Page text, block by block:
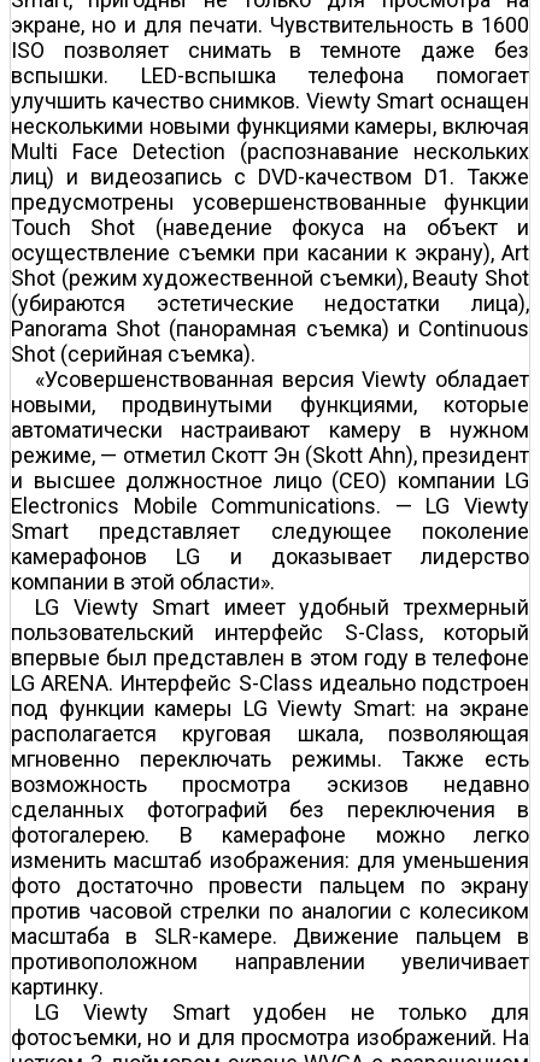
экране, но и для печати. Чувствительность в 1600
ISO позволяет снимать в темноте даже без
вспышки. LED-вспышка телефона помогает
улучшить качество снимков. Viewty Smart оснащен
несколькими новыми функциями камеры, включая
Multi Face Detection (распознавание нескольких
лиц) и видеозапись с DVD-качеством D1. Также
предусмотрены усовершенствованные функции
Touch Shot (наведение фокуса на объект и
осуществление съемки при касании к экрану), Art
Shot (режим художественной съемки), Beauty Shot
(убираются эстетические недостатки лица),
Panorama Shot (панорамная съемка) и Continuous
Shot (серийная съемка).
«Усовершенствованная версия Viewty обладает
новыми, продвинутыми функциями, которые
автоматически настраивают камеру в нужном
режиме, — отметил Скотт Эн (Skott Ahn), президент
и высшее должностное лицо (СЕО) компании LG
Electronics Mobile Communications. — LG Viewty
Smart представляет следующее поколение
камерафонов LG и доказывает лидерство
компании в этой области».
LG Viewty Smart имеет удобный трехмерный
пользовательский интерфейс S-Class, который
впервые был представлен в этом году в телефоне
LG ARENA. Интерфейс S-Class идеально подстроен
под функции камеры LG Viewty Smart: на экране
располагается круговая шкала, позволяющая
мгновенно переключать режимы. Также есть
возможность просмотра эскизов недавно
сделанных фотографий без переключения в
фотогалерею. В камерафоне можно легко
изменить масштаб изображения: для уменьшения
фото достаточно провести пальцем по экрану
против часовой стрелки по аналогии с колесиком
масштаба в SLR-камере. Движение пальцем в
противоположном направлении увеличивает
картинку.
LG Viewty Smart удобен не только для
фотосъемки, но и для просмотра изображений. На